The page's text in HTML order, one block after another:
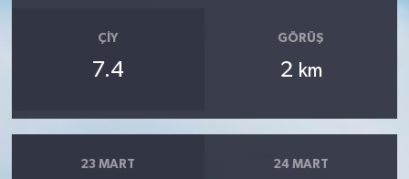
ÇIY
7.4
GÖRÜŞ
2 km
23 MART 24 MART